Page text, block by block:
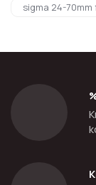
sigma 24-70mm